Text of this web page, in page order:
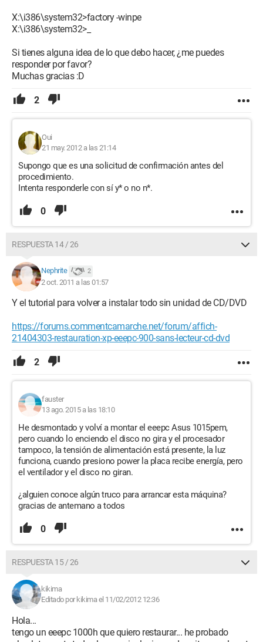
X:\i386\system32>factory -winpe
X:\i386\system32>_
Si tienes alguna idea de lo que debo hacer, ¿me puedes
responder por favor?
Muchas gracias :D
2
Oui
21 may. 2012 a las 21:14
Supongo que es una solicitud de confirmación antes del
procedimiento.
Intenta responderle con sí y* o no n*.
0
RESPUESTA 14 / 26
Nephrite 2
2 oct. 2011 a las 01:57
Y el tutorial para volver a instalar todo sin unidad de CD/DVD
https://forums.commentcamarche.net/forum/affich-
21404303-restauration-xp-eeepc-900-sans-lecteur-cd-dvd
2
fauster
13 ago. 2015 a las 18:10
He desmontado y volví a montar el eeepc Asus 1015pem,
pero cuando lo enciendo el disco no gira y el procesador
tampoco, la tensión de alimentación está presente, la luz
funciona, cuando presiono power la placa recibe energía, pero
el ventilador y el disco no giran.
¿alguien conoce algún truco para arrancar esta máquina?
gracias de antemano a todos
0
RESPUESTA 15 / 26
kikima
Editado por kikima el 11/02/2012 12:36
Hola...
tengo un eeepc 1000h que quiero restaurar... he probado